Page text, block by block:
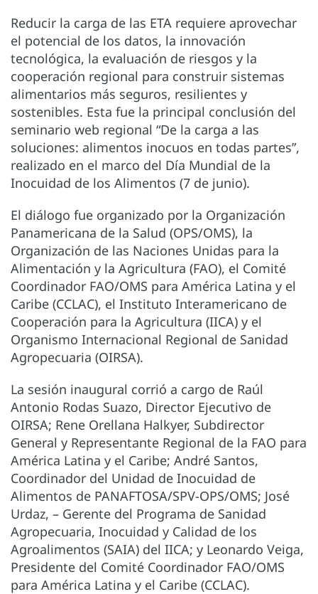
Reducir la carga de las ETA requiere aprovechar
el potencial de los datos, la innovación
tecnológica, la evaluación de riesgos y la
cooperación regional para construir sistemas
alimentarios más seguros, resilientes y
sostenibles. Esta fue la principal conclusión del
seminario web regional “De la carga a las
soluciones: alimentos inocuos en todas partes”,
realizado en el marco del Día Mundial de la
Inocuidad de los Alimentos (7 de junio).
El diálogo fue organizado por la Organización
Panamericana de la Salud (OPS/OMS), la
Organización de las Naciones Unidas para la
Alimentación y la Agricultura (FAO), el Comité
Coordinador FAO/OMS para América Latina y el
Caribe (CCLAC), el Instituto Interamericano de
Cooperación para la Agricultura (IICA) y el
Organismo Internacional Regional de Sanidad
Agropecuaria (OIRSA).
La sesión inaugural corrió a cargo de Raúl
Antonio Rodas Suazo, Director Ejecutivo de
OIRSA; Rene Orellana Halkyer, Subdirector
General y Representante Regional de la FAO para
América Latina y el Caribe; André Santos,
Coordinador del Unidad de Inocuidad de
Alimentos de PANAFTOSA/SPV-OPS/OMS; José
Urdaz, – Gerente del Programa de Sanidad
Agropecuaria, Inocuidad y Calidad de los
Agroalimentos (SAIA) del IICA; y Leonardo Veiga,
Presidente del Comité Coordinador FAO/OMS
para América Latina y el Caribe (CCLAC).